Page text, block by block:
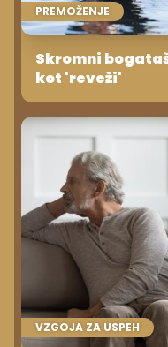
PREMOŽENJE
Skromni
kot 'reveži'
VZGOJA ZA USPEH